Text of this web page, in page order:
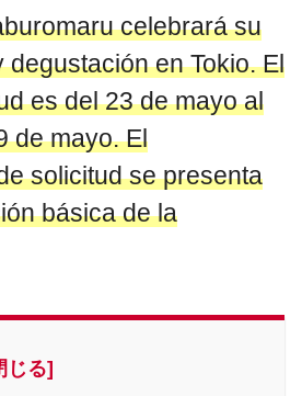
celebrará su
degustación en Tokio. El
es del 23 de mayo al
de mayo. El
solicitud se presenta
básica de la